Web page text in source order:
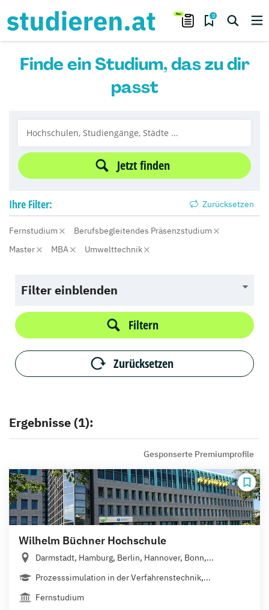
0
Finde ein Studium, das zu dir
passt
Jetzt finden
Ihre Filter: Zurücksetzen
Fernstudium
Berufsbegleitendes Präsenzstudium
Master
MBA Umwelttechnik
Filter einblenden
Filtern
Zurücksetzen
Ergebnisse (1):
Gesponserte Premiumprofile
Wilhelm Büchner Hochschule
Darmstadt, Hamburg, Berlin, Hannover, Bonn,...
Prozesssimulation in der Verfahrenstechnik,...
Fernstudium